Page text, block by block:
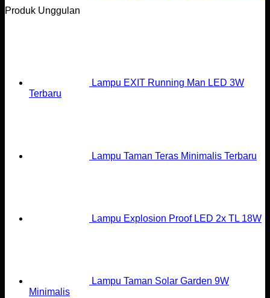
Produk Unggulan
Lampu EXIT Running Man LED 3W
Terbaru
Lampu Taman Teras Minimalis Terbaru
Lampu Explosion Proof LED 2x TL 18W
Lampu Taman Solar Garden 9W
Minimalis